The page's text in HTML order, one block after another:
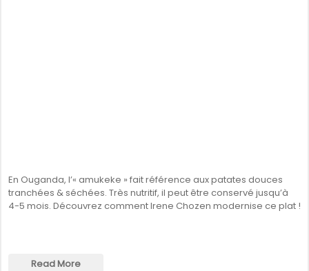
En Ouganda, l’« amukeke » fait référence aux patates douces
tranchées & séchées. Très nutritif, il peut être conservé jusqu’à
4-5 mois. Découvrez comment Irene Chozen modernise ce plat !
Read More